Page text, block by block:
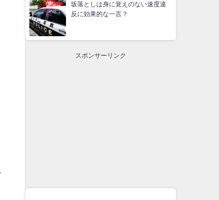
坂落としは身に覚えのない速度違
反に効果的な一言？
スポンサーリンク